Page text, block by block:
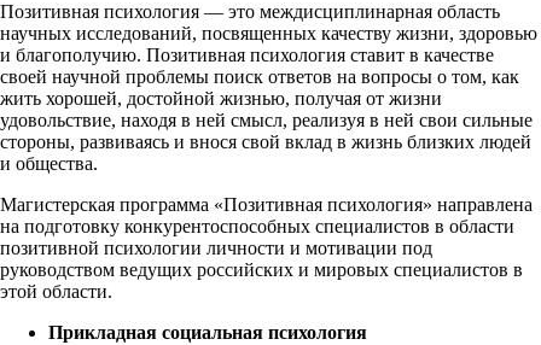
Позитивная психология — это междисциплинарная область
научных исследований, посвященных качеству жизни, здоровью
и благополучию. Позитивная психология ставит в качестве
своей научной проблемы поиск ответов на вопросы о том, как
жить хорошей, достойной жизнью, получая от жизни
удовольствие, находя в ней смысл, реализуя в ней свои сильные
стороны, развиваясь и внося свой вклад в жизнь близких людей
и общества.
Магистерская программа «Позитивная психология» направлена
на подготовку конкурентоспособных специалистов в области
позитивной психологии личности и мотивации под
руководством ведущих российских и мировых специалистов в
этой области.
Прикладная социальная психология